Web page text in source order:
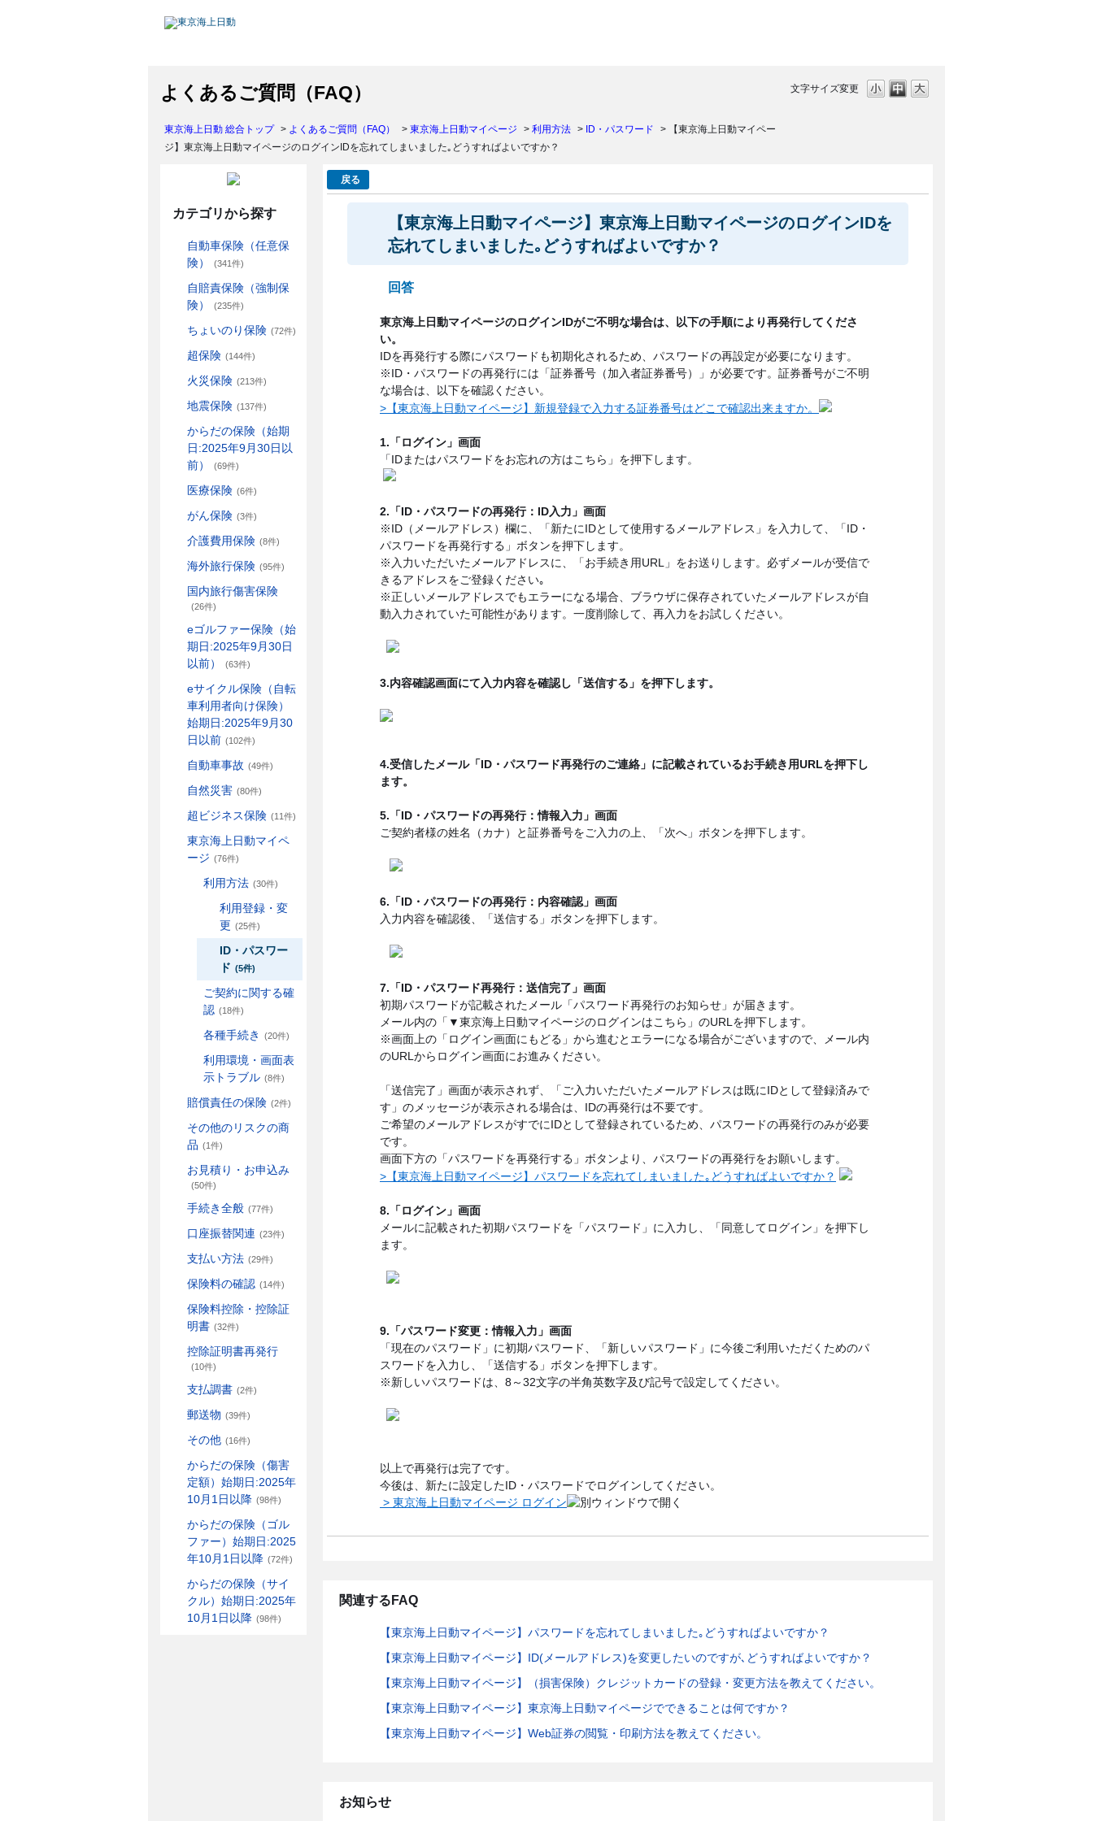
よくあるご質問（FAQ） 文字サイズ変更
東京海上日動 総合トップ > よくあるご質問（FAQ） > 東京海上日動マイページ > 利用方法 > ID・パスワード >
【東京海上日動マイペー
ジ】東京海上日動マイページのログインIDを忘れてしまいました｡どうすればよいですか？
カテゴリから探す
自動車保険（任意保
険）
(341件)
自賠責保険（強制保
険）
(235件)
ちょいのり保険 (72件)
超保険 (144件)
火災保険 (213件)
地震保険 (137件)
からだの保険（始期
日:2025年9月30日以
前）
(69件)
医療保険 (6件)
がん保険 (3件)
介護費用保険 (8件)
海外旅行保険 (95件)
国内旅行傷害保険
(26件)
eゴルファー保険（始
期日:2025年9月30日
以前）
(63件)
eサイクル保険（自転
車利用者向け保険）
始期日:2025年9月30
日以前 (102件)
自動車事故 (49件)
自然災害 (80件)
超ビジネス保険 (11件)
東京海上日動マイペ
ージ (76件)
利用方法 (30件)
利用登録・変
更 (25件)
ID・パスワー
ド (5件)
ご契約に関する確
認 (18件)
各種手続き (20件)
利用環境・画面表
示トラブル (8件)
賠償責任の保険 (2件)
その他のリスクの商
品 (1件)
お見積り・お申込み
(50件)
手続き全般 (77件)
口座振替関連 (23件)
支払い方法 (29件)
保険料の確認 (14件)
保険料控除・控除証
明書 (32件)
控除証明書再発行
(10件)
支払調書 (2件)
郵送物 (39件)
その他 (16件)
からだの保険（傷害
定額）始期日:2025年
10月1日以降 (98件)
からだの保険（ゴル
ファー）始期日:2025
年10月1日以降 (72件)
からだの保険（サイ
クル）始期日:2025年
10月1日以降 (98件)
戻る
【東京海上日動マイページ】東京海上日動マイページのログインIDを
忘れてしまいました｡どうすればよいですか？
回答
東京海上日動マイページのログインIDがご不明な場合は、以下の手順により再発行してくださ
い。
IDを再発行する際にパスワードも初期化されるため、パスワードの再設定が必要になります。
※ID・パスワードの再発行には「証券番号（加入者証券番号）」が必要です。証券番号がご不明
な場合は、以下を確認ください。
>【東京海上日動マイページ】新規登録で入力する証券番号はどこで確認出来ますか。
1.「ログイン」画面
「IDまたはパスワードをお忘れの方はこちら」を押下します。
2.「ID・パスワードの再発行：ID入力」画面
※ID（メールアドレス）欄に、「新たにIDとして使用するメールアドレス」を入力して、「ID・
パスワードを再発行する」ボタンを押下します。
※入力いただいたメールアドレスに、「お手続き用URL」をお送りします。必ずメールが受信で
きるアドレスをご登録ください｡
※正しいメールアドレスでもエラーになる場合、ブラウザに保存されていたメールアドレスが自
動入力されていた可能性があります。一度削除して、再入力をお試しください。
3.内容確認画面にて入力内容を確認し「送信する」を押下します。
4.受信したメール「ID・パスワード再発行のご連絡」に記載されているお手続き用URLを押下し
ます。
5.「ID・パスワードの再発行：情報入力」画面
ご契約者様の姓名（カナ）と証券番号をご入力の上、「次へ」ボタンを押下します。
6.「ID・パスワードの再発行：内容確認」画面
入力内容を確認後、「送信する」ボタンを押下します。
7.「ID・パスワード再発行：送信完了」画面
初期パスワードが記載されたメール「パスワード再発行のお知らせ」が届きます。
メール内の「▼東京海上日動マイページのログインはこちら」のURLを押下します。
※画面上の「ログイン画面にもどる」から進むとエラーになる場合がございますので、メール内
のURLからログイン画面にお進みください。
「送信完了」画面が表示されず、「ご入力いただいたメールアドレスは既にIDとして登録済みで
す」のメッセージが表示される場合は、IDの再発行は不要です。
ご希望のメールアドレスがすでにIDとして登録されているため、パスワードの再発行のみが必要
です。
画面下方の「パスワードを再発行する」ボタンより、パスワードの再発行をお願いします。
>【東京海上日動マイページ】パスワードを忘れてしまいました｡どうすればよいですか？
8.「ログイン」画面
メールに記載された初期パスワードを「パスワード」に入力し、「同意してログイン」を押下し
ます。
9.「パスワード変更：情報入力」画面
「現在のパスワード」に初期パスワード、「新しいパスワード」に今後ご利用いただくためのパ
スワードを入力し、「送信する」ボタンを押下します。
※新しいパスワードは、8～32文字の半角英数字及び記号で設定してください。
以上で再発行は完了です。
今後は、新たに設定したID・パスワードでログインしてください。
> 東京海上日動マイページ ログイン
関連するFAQ
【東京海上日動マイページ】パスワードを忘れてしまいました｡どうすればよいですか？
【東京海上日動マイページ】ID(メールアドレス)を変更したいのですが､どうすればよいですか？
【東京海上日動マイページ】（損害保険）クレジットカードの登録・変更方法を教えてください。
【東京海上日動マイページ】東京海上日動マイページでできることは何ですか？
【東京海上日動マイページ】Web証券の閲覧・印刷方法を教えてください。
お知らせ